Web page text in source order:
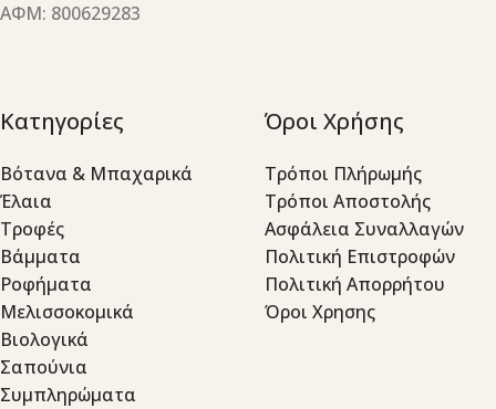
ΑΦΜ: 800629283
Κατηγορίες
Βότανα & Μπαχαρικά
Έλαια
Τροφές
Βάμματα
Ροφήματα
Μελισσοκομικά
Βιολογικά
Σαπούνια
Συμπληρώματα
Όροι Χρήσης
Τρόποι Πλήρωμής
Τρόποι Αποστολής
Ασφάλεια Συναλλαγών
Πολιτική Επιστροφών
Πολιτική Απορρήτου
Όροι Χρησης